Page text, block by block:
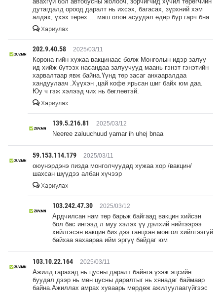
дутагдалд ороод даралт нь ихсэх, багасах, зүрхний хэм
алдах, үхэх төрөх ... маш олон асуудал өдөр бүр гарч бна
Хариулах
202.9.40.58 2025/03/11
Корона гийн хужаа вакцинаас болж Монголын идэр залуу
ид хийж бүтээх насандаа залуучууд маань гэнэт гэнэтийн
харвалтаар явж байна.Үүнд төр засаг анхааралдаа
хандуулаач .Хүүхэн ,цай кофе ярьсан шиг байх юм даа.
Юу ч гэж хэлээд чих нь бөглөөтэй.
Хариулах
139.5.216.81 2025/03/12
Neeree zaluuchuud yamar ih uhej bnaa
59.153.114.179 2025/03/11
оюунэрдэнэ пизда монголчуудад хужаа хор /вакцин/
шахсан шүүдээ албан хүчээр
Хариулах
103.242.47.30 2025/03/12
Ардчилсан нам төр барьж байгаад вакцин хийсэн
бол бас ингээд л муу хэлэх үү дэлхий нийтээрээ
хийлгэсэн вакцин биз дээ ганцхан монгол хийлгээгүй
байхаа яахаараа ийм эргүү байдаг юм
103.10.22.164 2025/03/11
Ажилд гарахад нь цусны даралт байнга үзэж эцсийн
буудал дээр нь мөн цусны даралтыг нь хянадаг баймаар
байна.Ажиллах амрах хуваарь мөрдөж ажилуулаагүйгээс